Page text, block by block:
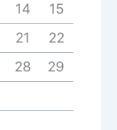
14
15
21
22
28
29